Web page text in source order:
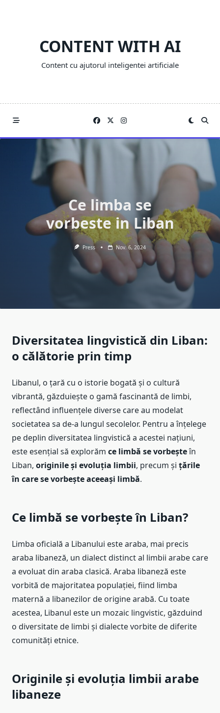
CONTENT WITH AI
Content cu ajutorul inteligentei artificiale
Ce limba se
vorbeste in Liban
Press Nov. 6, 2024
Diversitatea lingvistică din Liban:
o călătorie prin timp
Libanul, o țară cu o istorie bogată și o cultură
vibrantă, găzduiește o gamă fascinantă de limbi,
reflectând influențele diverse care au modelat
societatea sa de-a lungul secolelor. Pentru a înțelege
pe deplin diversitatea lingvistică a acestei națiuni,
este esențial să explorăm ce limbă se vorbeșteîn
Liban, originile și evoluția limbii, precum și țările
în care se vorbește aceeași limbă.
Ce limbă se vorbește în Liban?
Limba oficială a Libanului este araba, mai precis
araba libaneză, un dialect distinct al limbii arabe care
a evoluat din araba clasică. Araba libaneză este
vorbită de majoritatea populației, fiind limba
maternă a libanezilor de origine arabă. Cu toate
acestea, Libanul este un mozaic lingvistic, găzduind
o diversitate de limbi și dialecte vorbite de diferite
comunități etnice.
Originile și evoluția limbii arabe
libaneze